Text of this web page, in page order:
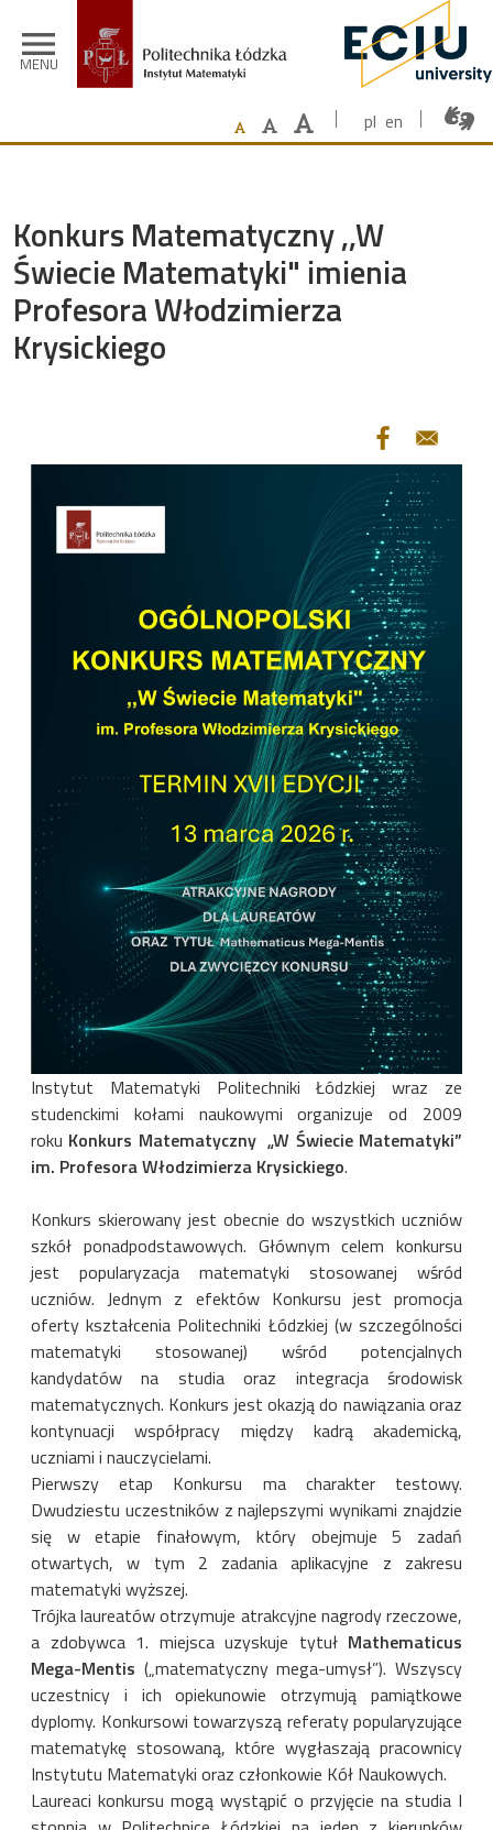
menu
MENU
pl en
Konkurs Matematyczny ,,W
Świecie Matematyki" imienia
Profesora Włodzimierza
Krysickiego
Instytut Matematyki Politechniki Łódzkiej wraz ze
studenckimi kołami naukowymi organizuje od 2009
roku Konkurs Matematyczny „W Świecie Matematyki”
im. Profesora Włodzimierza Krysickiego.
Konkurs skierowany jest obecnie do wszystkich uczniów
szkół ponadpodstawowych. Głównym celem konkursu
jest popularyzacja matematyki stosowanej wśród
uczniów. Jednym z efektów Konkursu jest promocja
oferty kształcenia Politechniki Łódzkiej (w szczególności
matematyki stosowanej) wśród potencjalnych
kandydatów na studia oraz integracja środowisk
matematycznych. Konkurs jest okazją do nawiązania oraz
kontynuacji współpracy między kadrą akademicką,
uczniami i nauczycielami.
Pierwszy etap Konkursu ma charakter testowy.
Dwudziestu uczestników z najlepszymi wynikami znajdzie
się w etapie finałowym, który obejmuje 5 zadań
otwartych, w tym 2 zadania aplikacyjne z zakresu
matematyki wyższej.
Trójka laureatów otrzymuje atrakcyjne nagrody rzeczowe,
a zdobywca 1. miejsca uzyskuje tytuł Mathematicus
Mega-Mentis („matematyczny mega-umysł”). Wszyscy
uczestnicy i ich opiekunowie otrzymują pamiątkowe
dyplomy. Konkursowi towarzyszą referaty popularyzujące
matematykę stosowaną, które wygłaszają pracownicy
Instytutu Matematyki oraz członkowie Kół Naukowych.
Laureaci konkursu mogą wystąpić o przyjęcie na studia I